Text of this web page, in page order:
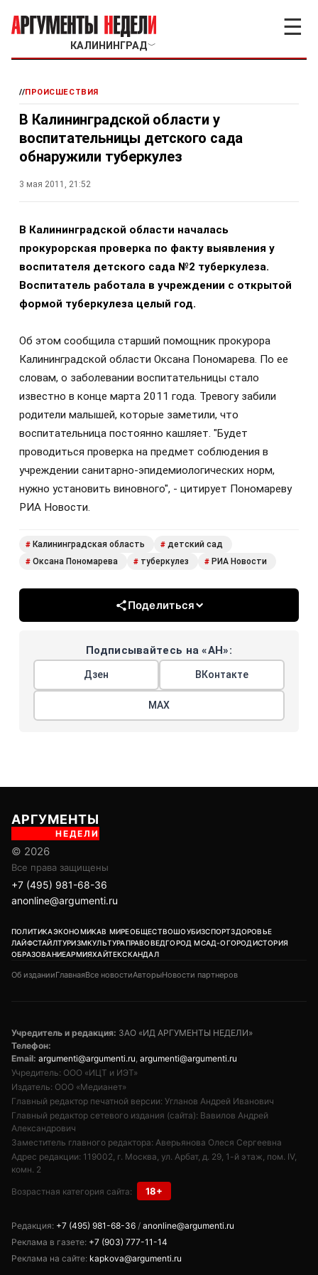
КАЛИНИНГРАД﹀
☰
//ПРОИСШЕСТВИЯ
В Калининградской области у
воспитательницы детского сада
обнаружили туберкулез
3 мая 2011, 21:52
В Калининградской области началась
прокурорская проверка по факту выявления у
воспитателя детского сада №2 туберкулеза.
Воспитатель работала в учреждении с открытой
формой туберкулеза целый год.
Об этом сообщила старший помощник прокурора
Калининградской области Оксана Пономарева. По ее
словам, о заболевании воспитательницы стало
известно в конце марта 2011 года. Тревогу забили
родители малышей, которые заметили, что
воспитательница постоянно кашляет. "Будет
проводиться проверка на предмет соблюдения в
учреждении санитарно-эпидемиологических норм,
нужно установить виновного", - цитирует Пономареву
РИА Новости.
# Калининградская область # детский сад
# Оксана Пономарева # туберкулез # РИА Новости
Поделиться
Подписывайтесь на «АН»:
Дзен ВКонтакте
МАХ
АРГУМЕНТЫ
НЕДЕЛИ
© 2026
Все права защищены
+7 (495) 981-68-36
anonline@argumenti.ru
ПОЛИТИКАЭКОНОМИКАВ МИРЕОБЩЕСТВОШОУБИЗСПОРТЗДОРОВЬЕ
ЛАЙФСТАЙЛТУРИЗМКУЛЬТУРАПРАВОВЕДГОРОД МСАД-ОГОРОДИСТОРИЯ
ОБРАЗОВАНИЕАРМИЯХАЙТЕКСКАНДАЛ
Об изданииГлавнаяВсе новостиАвторыНовости партнеров
Учредитель и редакция: ЗАО «ИД АРГУМЕНТЫ НЕДЕЛИ»
Телефон:
Email: argumenti@argumenti.ru, argumenti@argumenti.ru
Учредитель: ООО «ИЦТ и ИЭТ»
Издатель: ООО «Медианет»
Главный редактор печатной версии: Угланов Андрей Иванович
Главный редактор сетевого издания (сайта): Вавилов Андрей
Александрович
Заместитель главного редактора: Аверьянова Олеся Сергеевна
Адрес редакции: 119002, г. Москва, ул. Арбат, д. 29, 1-й этаж, пом. IV,
комн. 2
Возрастная категория сайта: 18+
Редакция: +7 (495) 981-68-36 / anonline@argumenti.ru
Реклама в газете: +7 (903) 777-11-14
Реклама на сайте: kapkova@argumenti.ru